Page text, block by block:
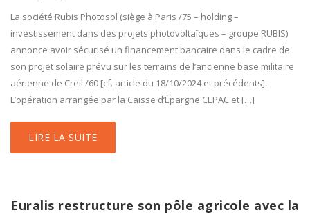
La société Rubis Photosol (siège à Paris /75 – holding –
investissement dans des projets photovoltaïques – groupe RUBIS)
annonce avoir sécurisé un financement bancaire dans le cadre de
son projet solaire prévu sur les terrains de l’ancienne base militaire
aérienne de Creil /60 [cf. article du 18/10/2024 et précédents].
L’opération arrangée par la Caisse d’Épargne CEPAC et […]
LIRE LA SUITE
Euralis restructure son pôle agricole avec la